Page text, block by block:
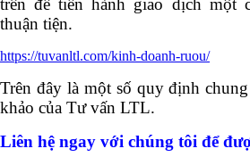
thuận tiện.
https://tuvanltl.com/kinh-doanh-ruou/
Trên đây là một số quy định
khảo của Tư vấn LTL.
Liên hệ ngay với chúng tôi để